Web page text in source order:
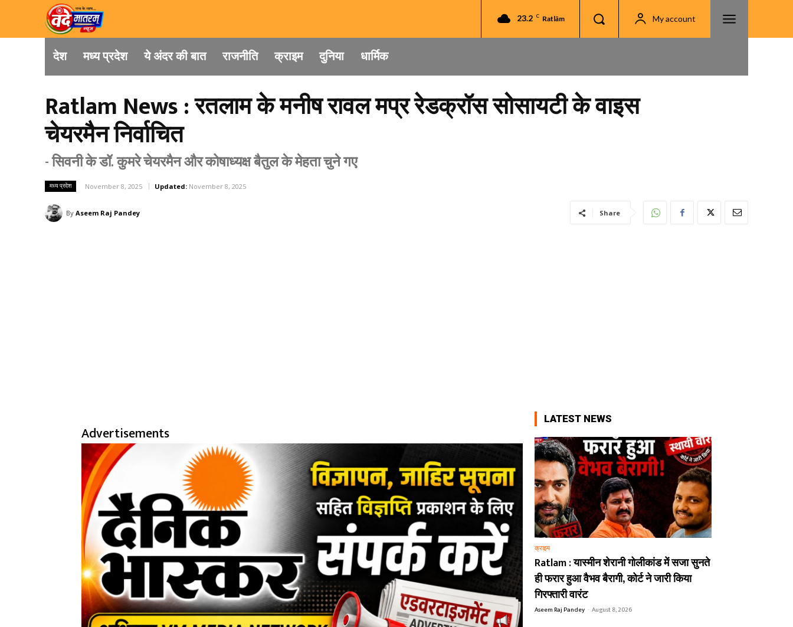
23.2 C Ratlām My account
देश मध्य प्रदेश ये अंदर की बात राजनीति क्राइम दुनिया धार्मिक
Ratlam News : रतलाम के मनीष रावल मप्र रेडक्रॉस सोसायटी के वाइस
चेयरमैन निर्वाचित
- सिवनी के डॉ. कुमरे चेयरमैन और कोषाध्यक्ष बैतुल के मेहता चुने गए
मध्य प्रदेश November 8, 2025 Updated: November 8, 2025
By Aseem Raj Pandey Share
Advertisements
LATEST NEWS
क्राइम
Ratlam : यास्मीन शेरानी गोलीकांड में सजा सुनते
ही फरार हुआ वैभव बैरागी, कोर्ट ने जारी किया
गिरफ्तारी वारंट
Aseem Raj Pandey - August 8, 2026